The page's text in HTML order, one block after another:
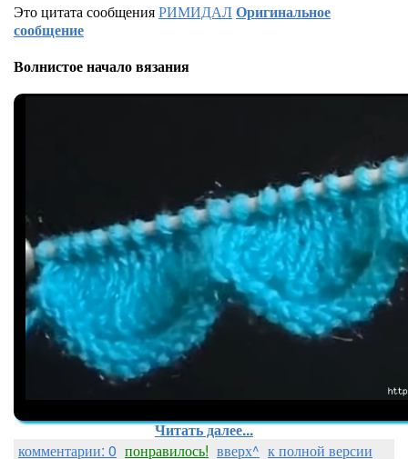
Это цитата сообщенияРИМИДАЛОригинальное
сообщение
Волнистое начало вязания
Читать далее...
комментарии: 0 понравилось! вверх^ к полной версии